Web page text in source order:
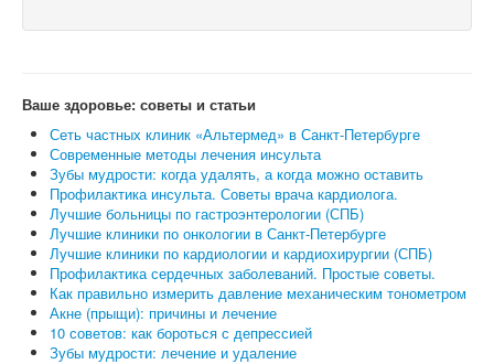
Ваше здоровье: советы и статьи
Сеть частных клиник «Альтермед» в Санкт-Петербурге
Современные методы лечения инсульта
Зубы мудрости: когда удалять, а когда можно оставить
Профилактика инсульта. Советы врача кардиолога.
Лучшие больницы по гастроэнтерологии (СПБ)
Лучшие клиники по онкологии в Санкт-Петербурге
Лучшие клиники по кардиологии и кардиохирургии (СПБ)
Профилактика сердечных заболеваний. Простые советы.
Как правильно измерить давление механическим тонометром
Акне (прыщи): причины и лечение
10 советов: как бороться с депрессией
Зубы мудрости: лечение и удаление